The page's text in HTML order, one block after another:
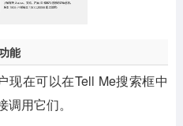
能
现在可以在Tell Me搜索框中
用它们。